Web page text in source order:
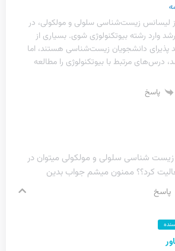
از لیسانس زیست‌شناسی سلولی و مولکولی، در
وارد رشته بیوتکنولوژی شوی. بسیاری از
پذیرای دانشجویان زیست‌شناسی هستند، اما
درس‌های مرتبط با بیوتکنولوژی را مطالعه
پاسخ
زیست شناسی سلولی و مولکولی میتوان در
کرد؟؟ ممنون میشم جواب بدین
پاسخ